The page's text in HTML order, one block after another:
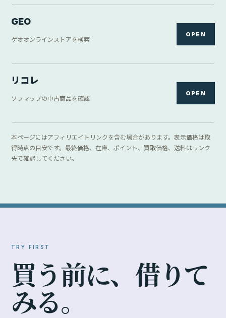
GEO
ゲオオンラインストアを検索
OPEN
リコレ
ソフマップの中古商品を確認
OPEN
本ページにはアフィリエイトリンクを含む場合があります。表示価格は取
得時点の目安です。最終価格、在庫、ポイント、買取価格、送料はリンク
先で確認してください。
TRY FIRST
買う前に、 借りて
みる。